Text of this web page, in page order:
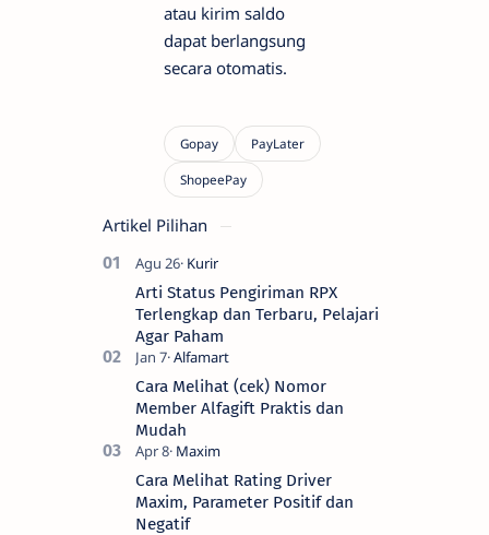
atau kirim saldo
dapat berlangsung
secara otomatis.
Artikel Pilihan
Arti Status Pengiriman RPX
Terlengkap dan Terbaru, Pelajari
Agar Paham
Cara Melihat (cek) Nomor
Member Alfagift Praktis dan
Mudah
Cara Melihat Rating Driver
Maxim, Parameter Positif dan
Negatif